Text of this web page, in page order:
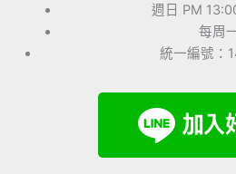
週日 PM
每周
統一編號：